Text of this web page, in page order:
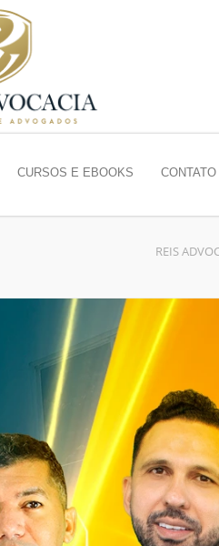
CURSOS E EBOOKS CONTATO
REIS